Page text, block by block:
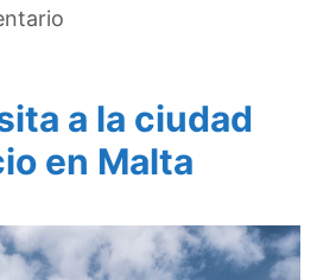
a la ciudad
en Malta